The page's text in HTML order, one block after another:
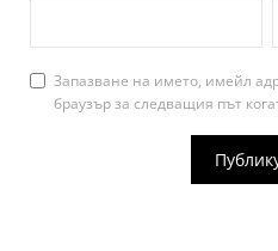
Запазване на името, имейл
браузър за следващия път